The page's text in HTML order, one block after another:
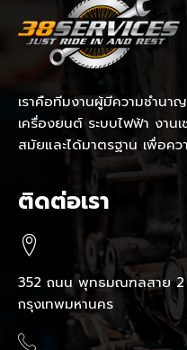
เราคือทีมงานผู้มีความชำนา
เครื่องยนต์ ระบบไฟฟ้า งาน
สมัยและได้มาตรฐาน เพื่อ
ติดต่อเรา
352 ถนน พุทธมณฑลสาย 2
กรุงเทพมหานคร